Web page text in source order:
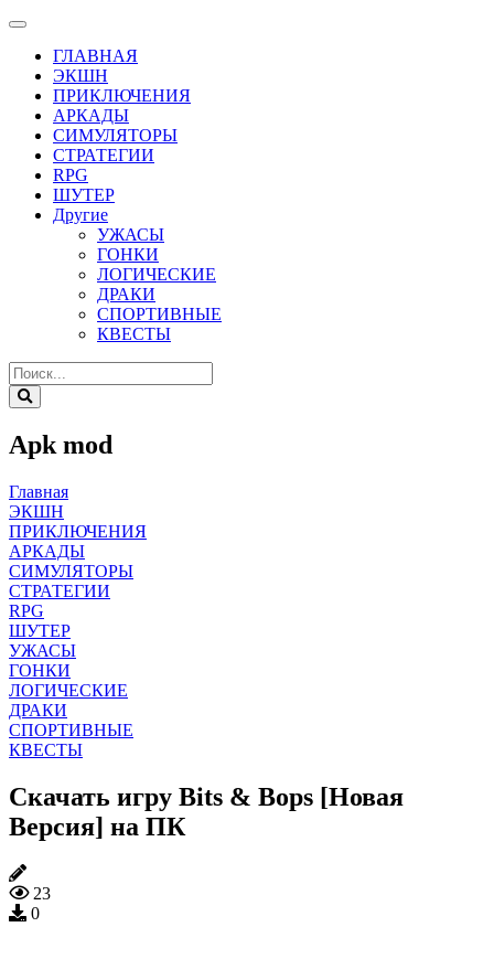
ГЛАВНАЯ
ЭКШН
ПРИКЛЮЧЕНИЯ
АРКАДЫ
СИМУЛЯТОРЫ
СТРАТЕГИИ
RPG
ШУТЕР
Другие
УЖАСЫ
ГОНКИ
ЛОГИЧЕСКИЕ
ДРАКИ
СПОРТИВНЫЕ
КВЕСТЫ
Apk mod
Главная
ЭКШН
ПРИКЛЮЧЕНИЯ
АРКАДЫ
СИМУЛЯТОРЫ
СТРАТЕГИИ
RPG
ШУТЕР
УЖАСЫ
ГОНКИ
ЛОГИЧЕСКИЕ
ДРАКИ
СПОРТИВНЫЕ
КВЕСТЫ
Скачать игру Bits & Bops [Новая
Версия] на ПК
23
0